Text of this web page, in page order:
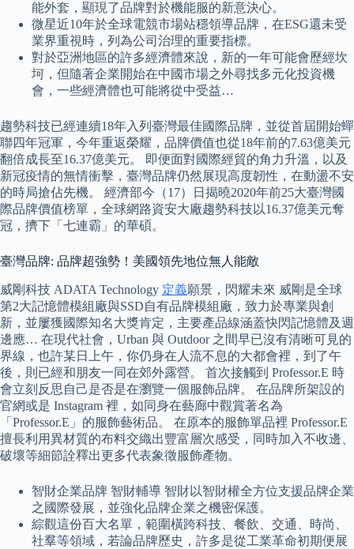
能外套，顯現了品牌對於機能服的新意決心。
微星近10年於全球電競市場站穩領導品牌，在ESG還未受
業界重視時，列為公司治理的重要指標。
對於亞洲地區的許多經濟體來說，新的一年可能會歷經坎
坷，但隨著企業開始在中國市場之外尋找多元化投資機
會，一些經濟體也可能將從中受益…
趨勢科技已經連續18年入列臺灣最佳國際品牌，並從首屆開始蟬
聯四年冠軍，今年重返榮耀，品牌價值也從18年前的7.63億美元
翻倍成長至16.37億美元。 即便面對國際經貿的角力升溫，以及
新冠疫情的無情衝擊，臺灣品牌仍然展現高度韌性，在動盪不安
的時局搶佔先機。 經濟部今（17）日揭曉2020年前25大臺灣國
際品牌價值榜單，全球網路資安大廠趨勢科技以16.37億美元奪
冠，擠下「七連霸」的華碩。
臺灣品牌: 品牌超強勢！美國領先地位無人能敵
威剛科技 ADATA Technology 定義願景，閃耀未來 威剛是全球
第2大記憶體模組廠與SSD自有品牌模組廠，致力於專業與創
新，並屢獲國際知名大獎肯定，主要產品線涵蓋快閃記憶體及週
邊應… 在現代社會，Urban 與 Outdoor 之間早已沒有清晰可見的
界線，也許某日上午，你仍身在人流不息的大都會裡，到了午
後，則已經和朋友一同在郊外露營。 首次接觸到 Professor.E 時
會立刻反思自己是否是在瀏覽一個服飾品牌。 在品牌所架設的
官網或是 Instagram 裡，如同身在藝廊中觀賞著名為
「Professor.E」的服飾藝術品。 在原本的服飾單品裡 Professor.E
擅長利用異材質的布料交織出豐富層次感受，同時加入不收邊、
破壞等細節詮釋出更多代表象徵服飾產物。
智財企業品牌 智財輔導 智財以智財權全方位支援品牌企業
之國際發展，並強化品牌企業之機密保護。
綜觀這份百大名單，範圍橫跨科技、餐飲、交通、時尚、
社羣等領域，若論品牌歷史，許多是從工業革命初期便展